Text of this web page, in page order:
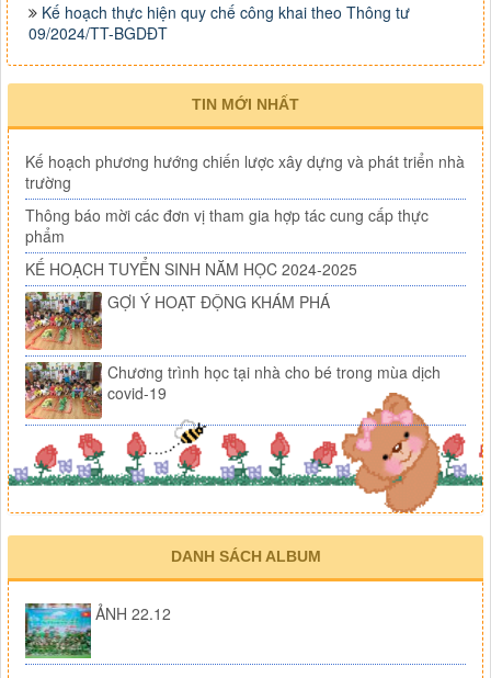
Kế hoạch thực hiện quy chế công khai theo Thông tư
09/2024/TT-BGDĐT
TIN MỚI NHẤT
Kế hoạch phương hướng chiến lược xây dựng và phát triển nhà
trường
Thông báo mời các đơn vị tham gia hợp tác cung cấp thực
phẩm
KẾ HOẠCH TUYỂN SINH NĂM HỌC 2024-2025
GỢI Ý HOẠT ĐỘNG KHÁM PHÁ
Chương trình học tại nhà cho bé trong mùa dịch
covid-19
DANH SÁCH ALBUM
ẢNH 22.12